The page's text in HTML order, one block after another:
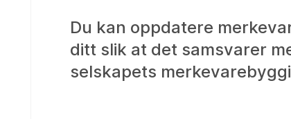
Du kan oppdatere
ditt slik at det samsvarer
selskapets